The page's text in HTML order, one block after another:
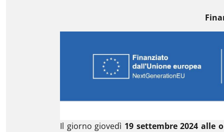
Il giorno giovedì 19 settembre 2024 alle